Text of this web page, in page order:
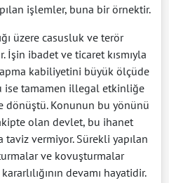
işlemler, buna bir örnektir.
üzere casusluk ve terör
İşin ibadet ve ticaret kısmıyla
kabiliyetini büyük ölçüde
ise tamamen illegal etkinliğe
dönüştü. Konunun bu yönünü
olan devlet, bu ihanet
vermiyor. Sürekli yapılan
ve kovuşturmalar
devamı hayatidir.